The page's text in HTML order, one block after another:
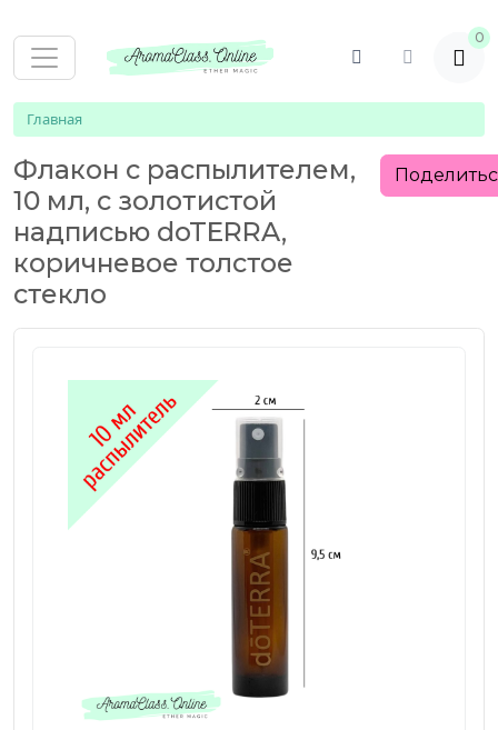
0
Главная
Флакон с распылителем,
10 мл, с золотистой
надписью doTERRA,
коричневое толстое
стекло